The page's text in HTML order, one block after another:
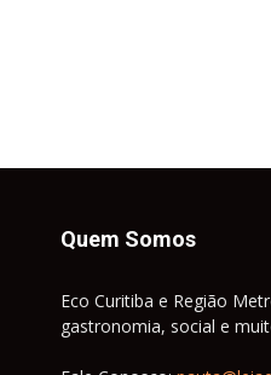
Quem Somos
Eco Curitiba e Região
gastronomia, social e